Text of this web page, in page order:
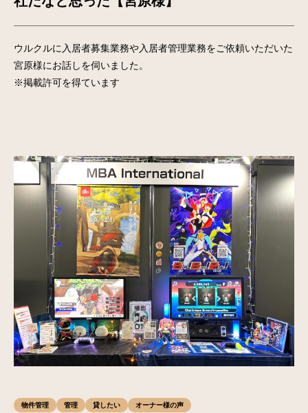
ウルクルに入居者募集業務や入居者管理業務をご依頼いただいた
宮原様にお話しを伺いました。
※掲載許可を得ています
物件管理 管理 貸したい オーナー様の声